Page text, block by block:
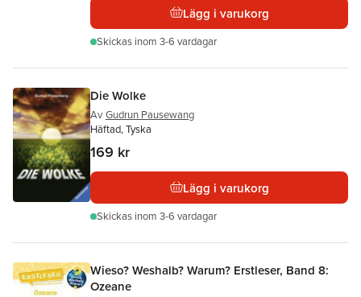
Lägg i varukorg
Skickas inom 3-6 vardagar
Die Wolke
Av Gudrun Pausewang
Häftad, Tyska
169 kr
Lägg i varukorg
Skickas inom 3-6 vardagar
Wieso? Weshalb? Warum? Erstleser, Band 8:
Ozeane